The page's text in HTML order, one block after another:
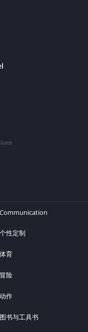
Communication
个性定制
体育
冒险
动作
图书与工具书